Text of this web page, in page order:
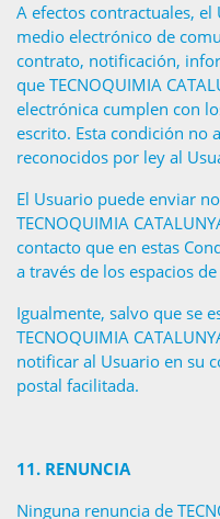
A efectos contractuales,
medio electrónico de
contrato, notificación,
que TECNOQUIMIA
electrónica cumplen con
escrito. Esta condición no
reconocidos por ley al
El Usuario puede enviar
TECNOQUIMIA
contacto que en estas
a través de los espacios
Igualmente, salvo que se
TECNOQUIMIA
notificar al Usuario en su
postal facilitada.
11. RENUNCIA
Ninguna renuncia de